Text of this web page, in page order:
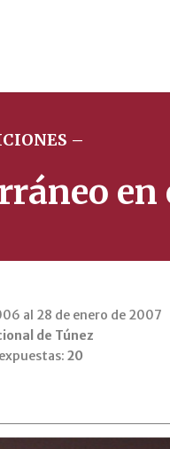
–
al 28 de enero de 2007
de Túnez
20